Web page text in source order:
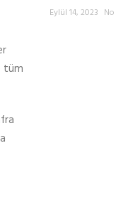
tüm
Eylül 14, 2023